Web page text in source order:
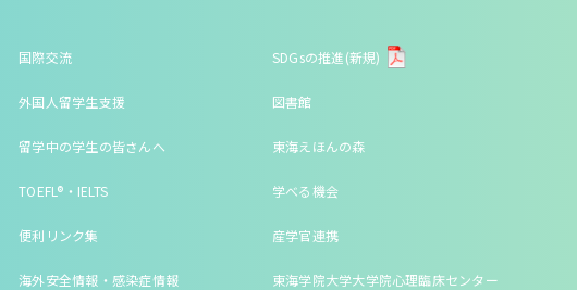
国際交流
外国人留学生支援
留学中の学生の皆さんへ
TOEFL®・IELTS
便利リンク集
海外安全情報・感染症情報
SDGsの推進(新規)
図書館
東海えほんの森
学べる機会
産学官連携
東海学院大学大学院心理臨床センター